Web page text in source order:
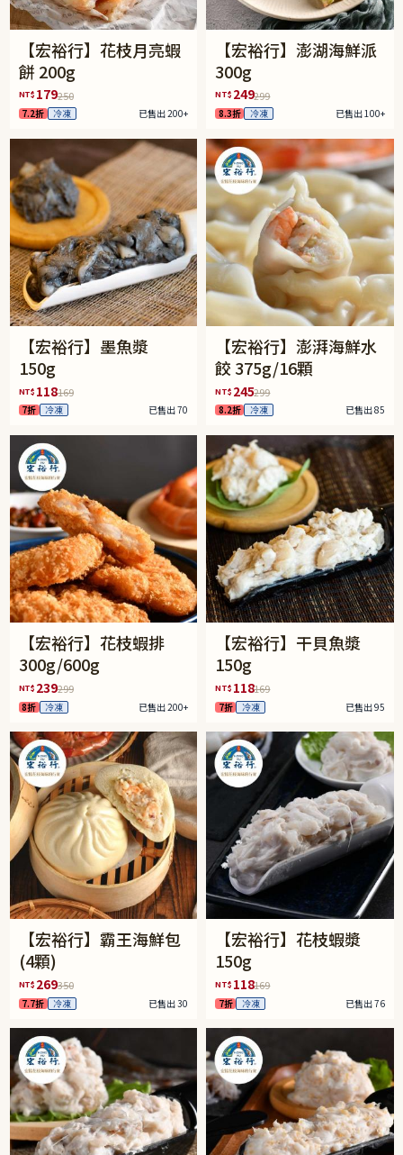
【宏裕行】花枝月亮蝦
餅 200g
NT$ 179250
7.2折 冷凍 已售出 200+
【宏裕行】澎湖海鮮派
300g
NT$ 249299
8.3折 冷凍 已售出 100+
【宏裕行】墨魚漿
150g
NT$ 118169
7折 冷凍 已售出 70
【宏裕行】澎湃海鮮水
餃 375g/16顆
NT$ 245299
8.2折 冷凍 已售出 85
【宏裕行】花枝蝦排
300g/600g
NT$ 239299
8折 冷凍 已售出 200+
【宏裕行】干貝魚漿
150g
NT$ 118169
7折 冷凍 已售出 95
【宏裕行】霸王海鮮包
(4顆)
NT$ 269350
7.7折 冷凍 已售出 30
【宏裕行】花枝蝦漿
150g
NT$ 118169
7折 冷凍 已售出 76